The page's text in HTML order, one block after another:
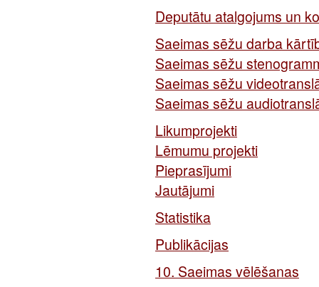
Deputātu atalgojums un
Saeimas sēžu darba
Saeimas sēžu
Saeimas sēžu
Saeimas sēžu
Likumprojekti
Lēmumu projekti
Pieprasījumi
Jautājumi
Statistika
Publikācijas
10. Saeimas vēlēšanas